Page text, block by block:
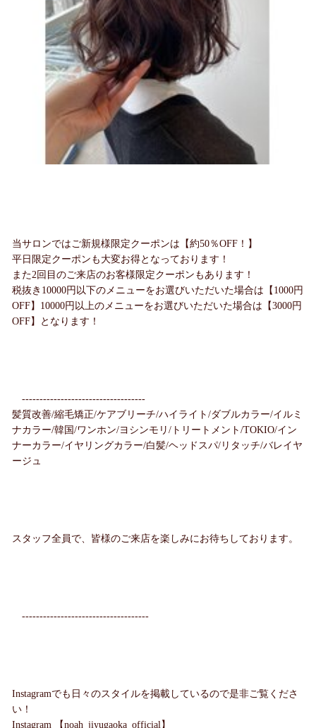
当サロンではご新規様限定クーポンは【約50％OFF！】
平日限定クーポンも大変お得となっております！
また2回目のご来店のお客様限定クーポンもあります！
税抜き10000円以下のメニューをお選びいただいた場合は【1000円
OFF】10000円以上のメニューをお選びいただいた場合は【3000円
OFF】となります！
-----------------------------------
髪質改善/縮毛矯正/ケアブリーチ/ハイライト/ダブルカラー/イルミ
ナカラー/韓国/ワンホン/ヨシンモリ/トリートメント/TOKIO/イン
ナーカラー/イヤリングカラー/白髪/ヘッドスパ/リタッチ/バレイヤ
ージュ
スタッフ全員で、皆様のご来店を楽しみにお待ちしております。
------------------------------------
Instagramでも日々のスタイルを掲載しているので是非ご覧くださ
い！
Instagram 【noah_jiyugaoka_official】